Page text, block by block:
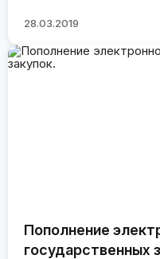
28.03.2019
Пополнение
государственных